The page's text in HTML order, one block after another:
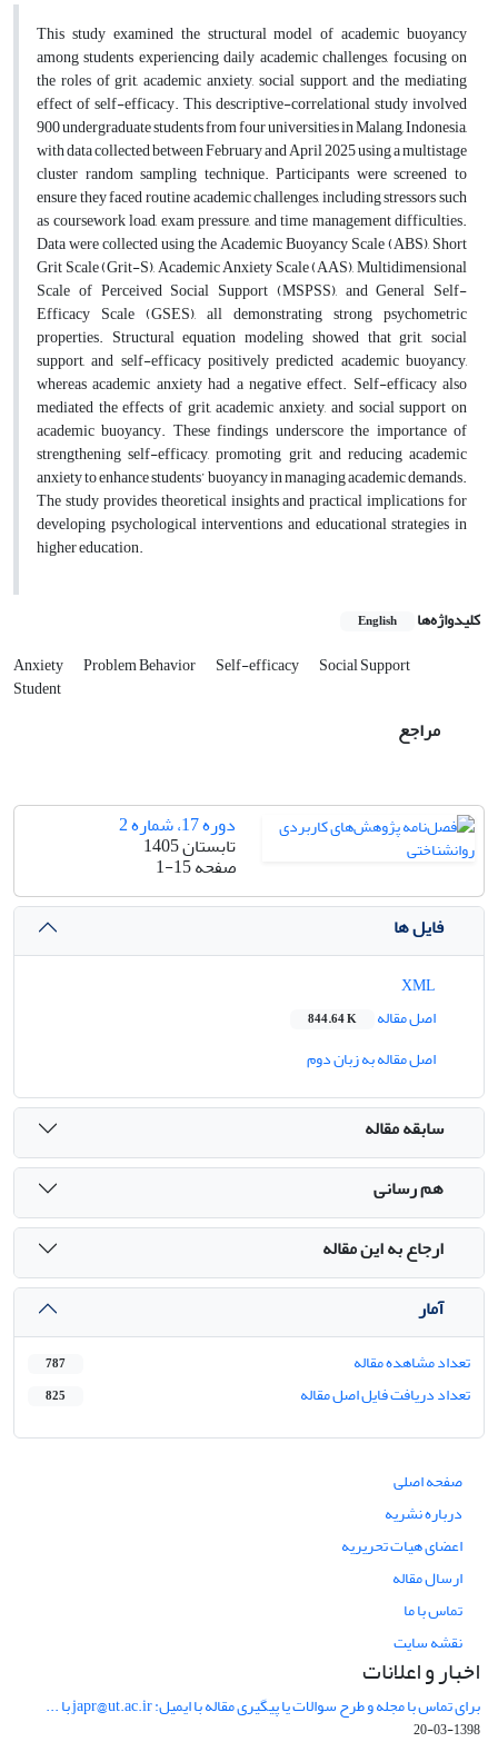
This study examined the structural model of academic buoyancy
among students experiencing daily academic challenges, focusing on
the roles of grit, academic anxiety, social support, and the mediating
effect of self-efficacy. This descriptive-correlational study involved
900 undergraduate students from four universities in Malang, Indonesia,
with data collected between February and April 2025 using a multistage
cluster random sampling technique. Participants were screened to
ensure they faced routine academic challenges, including stressorssuch
as coursework load, exam pressure, and time management difficulties.
Data were collected using the Academic Buoyancy Scale (ABS), Short
Grit Scale (Grit-S), Academic Anxiety Scale (AAS), Multidimensional
Scale of Perceived Social Support (MSPSS), and General Self-
Efficacy Scale (GSES), all demonstrating strong psychometric
properties. Structural equation modeling showed that grit, social
support, and self-efficacy positively predicted academic buoyancy,
whereas academic anxiety had a negative effect. Self-efficacy also
mediated the effects of grit, academic anxiety, and social support on
academic buoyancy. These findings underscore the importance of
strengthening self-efficacy, promoting grit, and reducing academic
anxiety to enhance students’ buoyancy in managing academic demands.
The study provides theoretical insights and practical implications for
developing psychological interventions and educational strategies in
higher education.
کلیدواژه‌ها English
Anxiety Problem Behavior Self-efficacy Social Support
Student
مراجع
دوره 17، شماره 2
تابستان 1405
صفحه1-15
فایل ها
اصل مقاله
844.64 K
اصل مقاله به زبان دوم
سابقه مقاله
هم رسانی
ارجاع به این مقاله
آمار
تعداد مشاهده مقاله 787
تعداد دریافت فایل اصل مقاله 825
صفحه اصلی
درباره نشریه
اعضای هیات تحریریه
ارسال مقاله
تماس با ما
نقشه سایت
اخبار و اعلانات
برای تماس با مجله و طرح سوالات یا پیگیری مقاله با ایمیل: japr@ut.ac.ir با ...
1398-03-20